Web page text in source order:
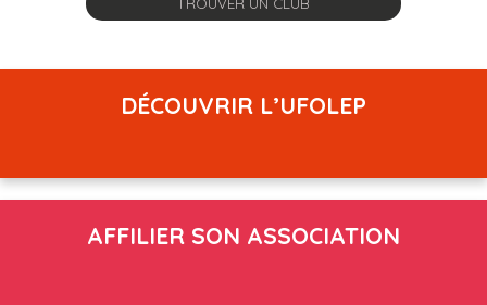
DÉCOUVRIR L’UFOLEP
AFFILIER SON ASSOCIATION